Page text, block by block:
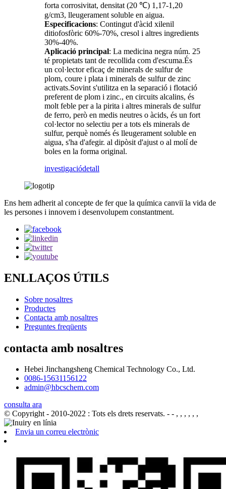
forta corrosivitat, densitat (20 ℃) ​​1,17-1,20
g/cm3, lleugerament soluble en aigua.
Especificacions: Contingut d'àcid xilenil
ditiofosfòric 60%-70%, cresol i altres ingredients
30%-40%.
Aplicació principal: La medicina negra núm. 25
té propietats tant de recollida com d'escuma.És
un col·lector eficaç de minerals de sulfur de
plom, coure i plata i minerals de sulfur de zinc
activats.Sovint s'utilitza en la separació i flotació
preferent de plom i zinc., en circuits alcalins, és
molt feble per a la pirita i altres minerals de sulfur
de ferro, però en medis neutres o àcids, és un fort
col·lector no selectiu per a tots els minerals de
sulfur, perquè només és lleugerament soluble en
aigua, s'ha d'afegir. al dipòsit d'ajust o al molí de
boles en la forma original.
investigaciódetall
Ens hem adherit al concepte de fer que la química canviï la vida de
les persones i innovem i desenvolupem constantment.
ENLLAÇOS ÚTILS
Sobre nosaltres
Productes
Contacta amb nosaltres
Preguntes freqüents
contacta amb nosaltres
Hebei Jinchangsheng Chemical Technology Co., Ltd.
0086-15631156122
admin@hbcschem.com
consulta ara
© Copyright - 2010-2022 : Tots els drets reservats. - - , , , , , ,
Envia un correu electrònic